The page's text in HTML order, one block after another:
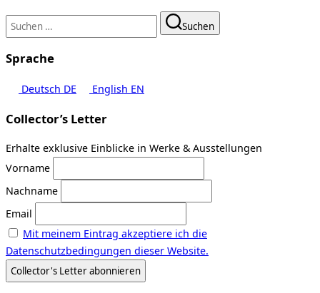
Suchen
nach:
Suchen
Sprache
Deutsch DE English EN
Collector’s Letter
Erhalte exklusive Einblicke in Werke & Ausstellungen
Vorname
Nachname
Email
Mit meinem Eintrag akzeptiere ich die
Datenschutzbedingungen dieser Website.